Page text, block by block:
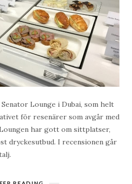
Lounge i Dubai, som helt
för resenärer som avgår med
har gott om sittplatser,
dryckesutbud. I recensionen går